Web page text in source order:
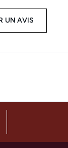
UN AVIS